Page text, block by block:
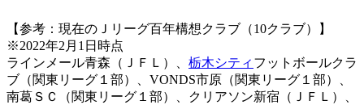
【参考：現在のＪリーグ百年構想クラブ（10クラブ）】
※2022年2月1日時点
ラインメール青森（ＪＦＬ）、 栃木シティ フットボールクラ
ブ（関東リーグ１部）、VONDS市原（関東リーグ１部）、
南葛ＳＣ（関東リーグ１部）、クリアソン新宿（ＪＦＬ）、